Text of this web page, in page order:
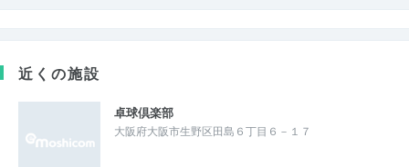
近くの施設
卓球倶楽部
大阪府大阪市生野区田島６丁目６－１７